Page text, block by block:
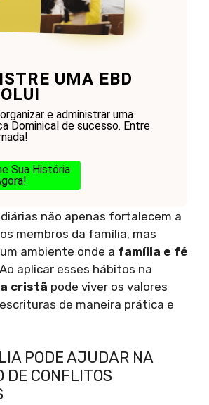
UMA EBD
e administrar uma
Dominical de sucesso. Entre
Sua História
não apenas fortalecem a
membros da família, mas
ambiente onde a família e fé
aplicar esses hábitos na
cristã pode viver os valores
de maneira prática e
PODE AJUDAR NA
DE CONFLITOS